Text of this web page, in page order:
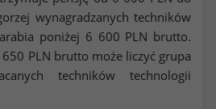
wynagradzanych techników
poniżej 6 600 PLN brutto.
650 PLN brutto może liczyć grupa
techników technologii